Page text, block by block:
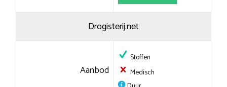
Drogisterij.net
Aanbod
Stoffen
Medisch